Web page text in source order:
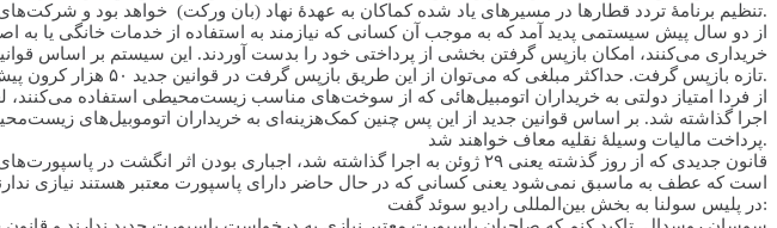
تنظیم برنامۀ تردد قطارها در مسیرهای یاد شده کماکان به عهدۀ نهاد (بان ورکت) خواهد بود و شرکت‌های جدیدی که در این مسیرها وارد تردد می‌شوند ملزم به سازماندهی مشترک اطلاعات جهت رفاه مسافرین هستند.
از دو سال پیش سیستمی پدید آمد که به موجب آن کسانی که نیازمند به استفاده از خدمات خانگی یا
خریداری می‌کنند، امکان بازپس گرفتن بخشی از پرداختی خود را بدست آوردند. این سیستم بر اساس
تازه بازپس گرفت. حداکثر مبلغی که می‌توان از این طریق بازپس گرفت در قوانین جدید ۵۰ هزار کرون پیش‌بینی شده است.
پرداخت مالیات وسیلۀ نقلیه معاف خواهند شد.
قانون جدیدی که از روز گذشته یعنی ۲۹ ژوئن به اجرا گذاشته شد، اجباری بودن
است که عطف به ماسبق نمی‌شود یعنی کسانی که در حال حاضر دارای پاسپورت معتبر هستند نیازی
در پلیس سولنا به بخش بین‌المللی رادیو سوئد گفت: